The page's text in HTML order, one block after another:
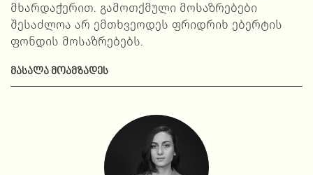
მხარდაჭერით. გამოთქმული მოსაზრებები
შესაძლოა არ ემთხვეოდეს ფრიდრიხ ებერტის
ფონდის მოსაზრებებს.
ᲛᲐᲡᲐᲚᲐ ᲛᲝᲐᲛᲖᲐᲓᲔᲡ